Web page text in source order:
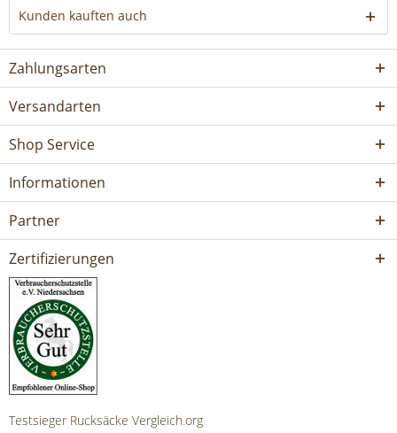
Kunden kauften auch
Zahlungsarten
Versandarten
Shop Service
Informationen
Partner
Zertifizierungen
Testsieger Rucksäcke Vergleich.org